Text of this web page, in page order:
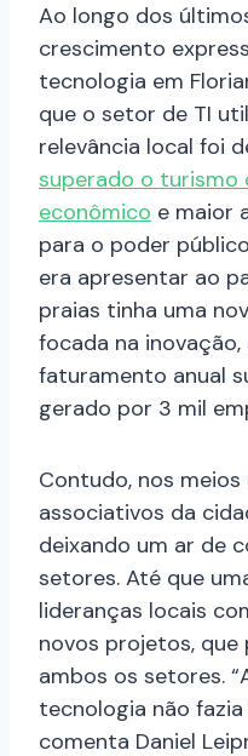
Ao longo dos
crescimento
tecnologia em
que o setor de TI
relevância local foi
superado o
econômico e maior
para o poder
era apresentar ao
praias tinha uma
focada na
faturamento anual
gerado por 3 mil
Contudo, nos
associativos da
deixando um ar de
setores. Até que
lideranças locais
novos projetos,
ambos os setores.
tecnologia não
comenta Daniel